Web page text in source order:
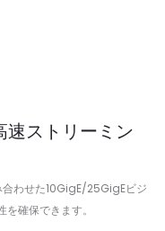
速ストリーミン
わせた10GigE/25GigEビジ
確保できます。